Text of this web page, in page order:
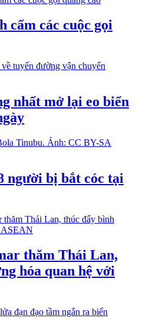
cấm các cuộc gọi
nhất mở lại eo biển
người bị bắt cóc tại
thăm Thái Lan,
hóa quan hệ với